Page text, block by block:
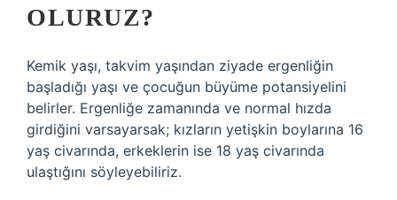
OLURUZ?
Kemik yaşı, takvim yaşından ziyade ergenliğin
başladığı yaşı ve çocuğun büyüme potansiyelini
belirler. Ergenliğe zamanında ve normal hızda
girdiğini varsayarsak; kızların yetişkin boylarına 16
yaş civarında, erkeklerin ise 18 yaş civarında
ulaştığını söyleyebiliriz.